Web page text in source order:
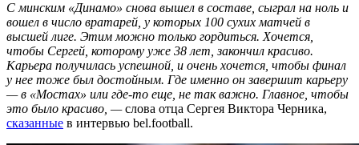
С минским «Динамо» снова вышел в составе, сыграл на ноль и
вошел в число вратарей, у которых 100 сухих матчей в
высшей лиге. Этим можно только гордиться. Хочется,
чтобы Сергей, которому уже 38 лет, закончил красиво.
Карьера получилась успешной, и очень хочется, чтобы финал
у нее тоже был достойным. Где именно он завершит карьеру
— в «Мостах» или где-то еще, не так важно. Главное, чтобы
это было красиво, —слова отца Сергея Виктора Черника,
сказанные в интервью bel.football.